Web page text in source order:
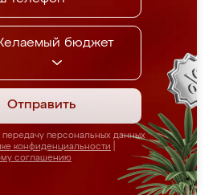
бюджет
Отправить
персональных данных
конфиденциальности
соглашению